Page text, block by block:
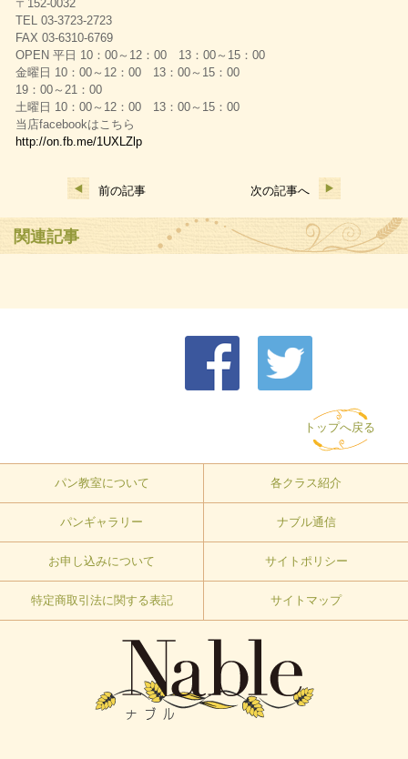
〒152-0032
TEL 03-3723-2723
FAX 03-6310-6769
OPEN 平日 10：00～12：00 13：00～15：00
金曜日 10：00～12：00 13：00～15：00
19：00～21：00
土曜日 10：00～12：00 13：00～15：00
当店facebookはこちら
http://on.fb.me/1UXLZlp
前の記事 次の記事へ
関連記事
トップへ戻る
パン教室について 各クラス紹介
パンギャラリー ナブル通信
お申し込みについて サイトポリシー
特定商取引法に関する表記 サイトマップ